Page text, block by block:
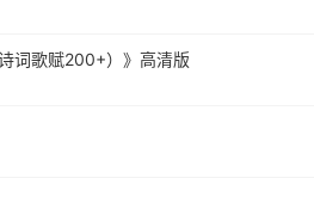
词歌赋200+）》高清版